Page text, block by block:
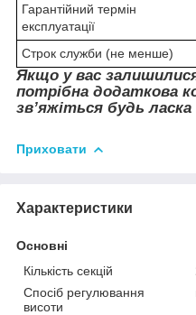
Гарантійний термін
експлуатації
Строк служби (не менше)
Якщо у вас
потрібна додаткова
зв’яжіться будь
Приховати
Характеристики
Основні
Кількість секцій
Спосіб регулювання
висоти